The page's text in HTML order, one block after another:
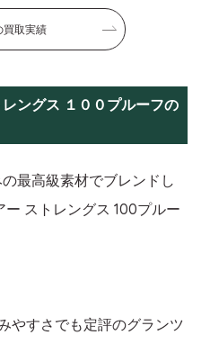
買取実績
ングス １００プルーフの
最高級素材でブレンドし
ストレングス 100プルー
やすさでも定評のグランツ